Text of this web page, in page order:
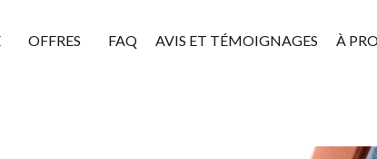
OFFRES FAQ AVIS ET TÉMOIGNAGES À